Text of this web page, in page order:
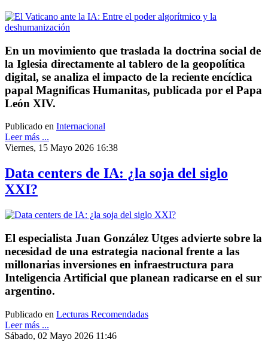
En un movimiento que traslada la doctrina social de
la Iglesia directamente al tablero de la geopolítica
digital, se analiza el impacto de la reciente encíclica
papal Magnificas Humanitas, publicada por el Papa
León XIV.
Publicado en Internacional
Leer más ...
Viernes, 15 Mayo 2026 16:38
Data centers de IA: ¿la soja del siglo
XXI?
El especialista Juan González Utges advierte sobre la
necesidad de una estrategia nacional frente a las
millonarias inversiones en infraestructura para
Inteligencia Artificial que planean radicarse en el sur
argentino.
Publicado en Lecturas Recomendadas
Leer más ...
Sábado, 02 Mayo 2026 11:46